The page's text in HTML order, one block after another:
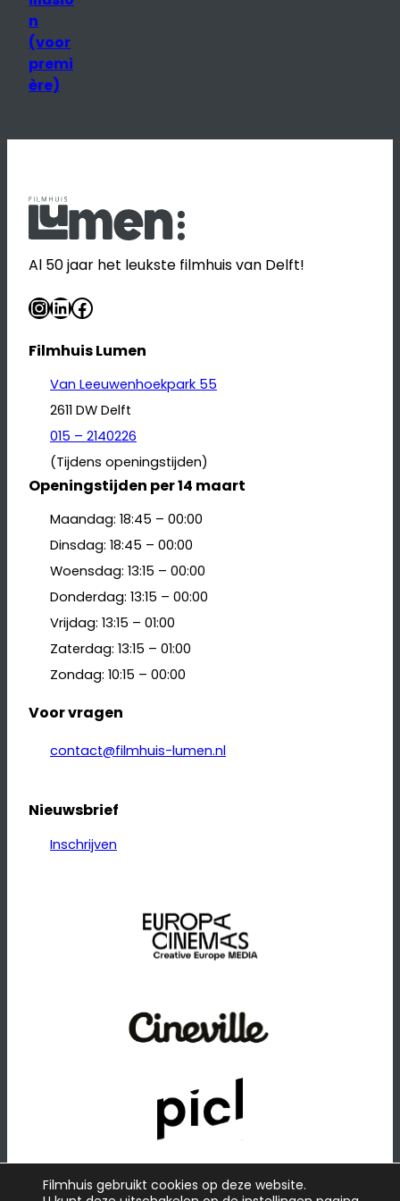
n
(voor
premi
ère)
Al 50 jaar het leukste filmhuis van Delft!
InstagramLinkedIn Facebook
Filmhuis Lumen
Van Leeuwenhoekpark 55
2611 DW Delft
015 – 2140226
(Tijdens openingstijden)
Openingstijden per 14 maart
Maandag: 18:45 – 00:00
Dinsdag: 18:45 – 00:00
Woensdag: 13:15 – 00:00
Donderdag: 13:15 – 00:00
Vrijdag: 13:15 – 01:00
Zaterdag: 13:15 – 01:00
Zondag: 10:15 – 00:00
Voor vragen
contact@filmhuis-lumen.nl
Nieuwsbrief
Inschrijven
Filmhuis gebruikt cookies op deze website.